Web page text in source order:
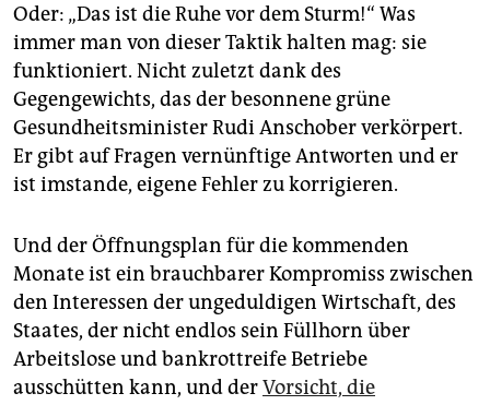
Oder: „Das ist die Ruhe vor dem Sturm!“ Was
immer man von dieser Taktik halten mag: sie
funktioniert. Nicht zuletzt dank des
Gegengewichts, das der besonnene grüne
Gesundheitsminister Rudi Anschober verkörpert.
Er gibt auf Fragen vernünftige Antworten und er
ist imstande, eigene Fehler zu korrigieren.
Und der Öffnungsplan für die kommenden
Monate ist ein brauchbarer Kompromiss zwischen
den Interessen der ungeduldigen Wirtschaft, des
Staates, der nicht endlos sein Füllhorn über
Arbeitslose und bankrottreife Betriebe
ausschütten kann, und derVorsicht, die